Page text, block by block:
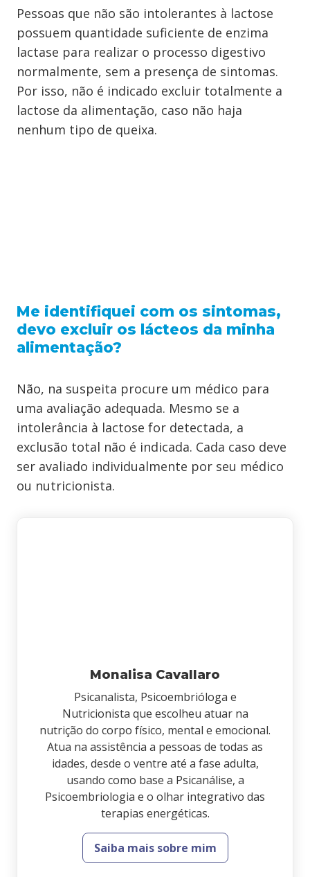
Pessoas que não são intolerantes à lactose
possuem quantidade suficiente de enzima
lactase para realizar o processo digestivo
normalmente, sem a presença de sintomas.
Por isso, não é indicado excluir totalmente a
lactose da alimentação, caso não haja
nenhum tipo de queixa.
Me identifiquei com os sintomas,
devo excluir os lácteos da minha
alimentação?
Não, na suspeita procure um médico para
uma avaliação adequada. Mesmo se a
intolerância à lactose for detectada, a
exclusão total não é indicada. Cada caso deve
ser avaliado individualmente por seu médico
ou nutricionista.
Monalisa Cavallaro
Psicanalista, Psicoembrióloga e
Nutricionista que escolheu atuar na
nutrição do corpo físico, mental e emocional.
Atua na assistência a pessoas de todas as
idades, desde o ventre até a fase adulta,
usando como base a Psicanálise, a
Psicoembriologia e o olhar integrativo das
terapias energéticas.
Saiba mais sobre mim